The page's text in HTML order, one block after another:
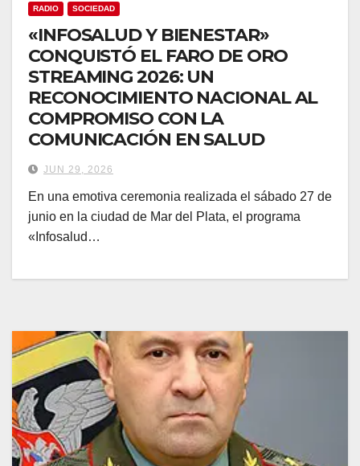
RADIO SOCIEDAD
«INFOSALUD Y BIENESTAR»
CONQUISTÓ EL FARO DE ORO
STREAMING 2026: UN
RECONOCIMIENTO NACIONAL AL
COMPROMISO CON LA
COMUNICACIÓN EN SALUD
JUN 29, 2026
En una emotiva ceremonia realizada el sábado 27 de
junio en la ciudad de Mar del Plata, el programa
«Infosalud…